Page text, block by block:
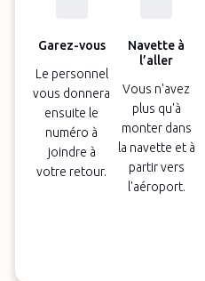
Garez-vous
Le personnel
vous donnera
ensuite le
numéro à
joindre à
votre retour.
Navette à
l’aller
Vous n'avez
plus qu'à
monter dans
la navette et à
partir vers
l'aéroport.